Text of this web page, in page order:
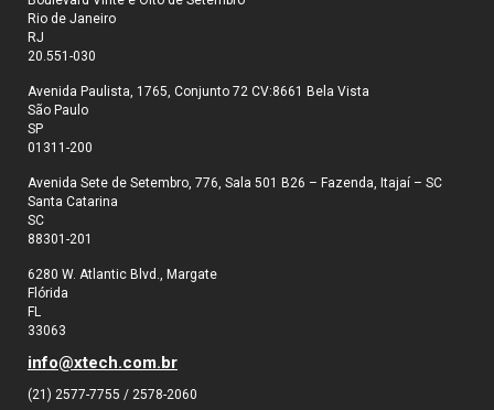
Rio de Janeiro
RJ
20.551-030
Avenida Paulista, 1765, Conjunto 72 CV:8661 Bela Vista
São Paulo
SP
01311-200
Avenida Sete de Setembro, 776, Sala 501 B26 – Fazenda, Itajaí – SC
Santa Catarina
SC
88301-201
6280 W. Atlantic Blvd., Margate
Flórida
FL
33063
info@xtech.com.br
(21) 2577-7755 / 2578-2060